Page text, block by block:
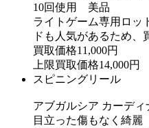
10回使用 美品
ライトゲーム専用ロッ
ドも人気があるため、
買取価格11,000円
上限買取価格14,000円
スピニングリール
アブガルシア カーディ
目立った傷もなく綺麗